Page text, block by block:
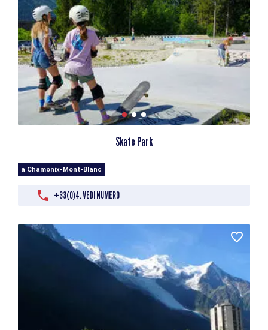
Skate Park
a Chamonix-Mont-Blanc
+33(0)4. VEDI NUMERO